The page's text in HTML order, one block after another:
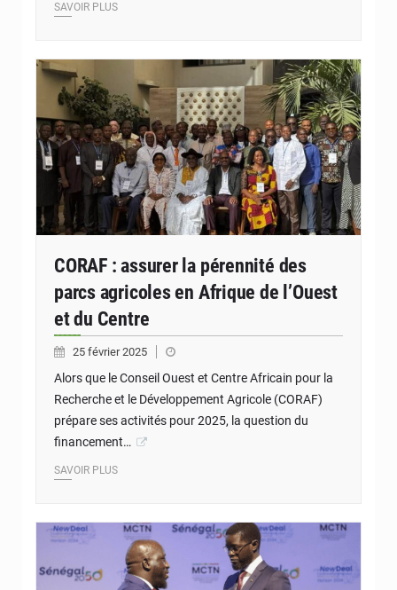
SAVOIR PLUS
CORAF : assurer la pérennité des
parcs agricoles en Afrique de l’Ouest
et du Centre
25 février 2025
Alors que le Conseil Ouest et Centre Africain pour la
Recherche et le Développement Agricole (CORAF)
prépare ses activités pour 2025, la question du
financement…
SAVOIR PLUS